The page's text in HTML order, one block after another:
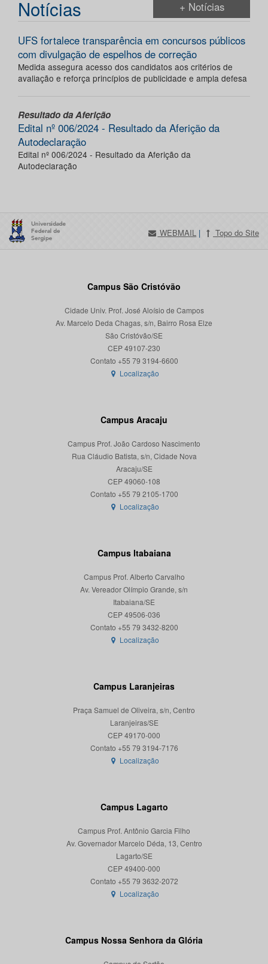
Notícias + Notícias
UFS fortalece transparência em concursos públicos
com divulgação de espelhos de correção
Medida assegura acesso dos candidatos aos critérios de
avaliação e reforça princípios de publicidade e ampla defesa
Resultado da Aferição
Edital nº 006/2024 - Resultado da Aferição da
Autodeclaração
Edital nº 006/2024 - Resultado da Aferição da
Autodeclaração
WEBMAIL | Topo do Site
Campus São Cristóvão
Cidade Univ. Prof. José Aloísio de Campos
Av. Marcelo Deda Chagas, s/n, Bairro Rosa Elze
São Cristóvão/SE
CEP 49107-230
Localização
Campus Aracaju
Campus Prof. João Cardoso Nascimento
Rua Cláudio Batista, s/n, Cidade Nova
Aracaju/SE
CEP 49060-108
Localização
Campus Itabaiana
Campus Prof. Alberto Carvalho
Av. Vereador Olímpio Grande, s/n
Itabaiana/SE
CEP 49506-036
Localização
Campus Laranjeiras
Praça Samuel de Oliveira, s/n, Centro
Laranjeiras/SE
CEP 49170-000
Localização
Campus Lagarto
Campus Prof. Antônio Garcia Filho
Av. Governador Marcelo Déda, 13, Centro
Lagarto/SE
CEP 49400-000
Localização
Campus Nossa Senhora da Glória